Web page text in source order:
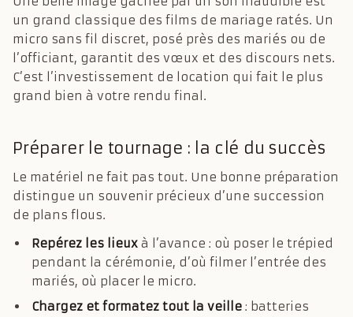
un grand classique des films de mariage ratés. Un
micro sans fil discret, posé près des mariés ou de
l’officiant, garantit des vœux et des discours nets.
C’est l’investissement de location qui fait le plus
grand bien à votre rendu final.
Préparer le tournage : la clé du succès
Le matériel ne fait pas tout. Une bonne préparation
distingue un souvenir précieux d’une succession
de plans flous.
Repérez les lieux à l’avance : où poser le trépied
pendant la cérémonie, d’où filmer l’entrée des
mariés, où placer le micro.
Chargez et formatez tout la veille : batteries